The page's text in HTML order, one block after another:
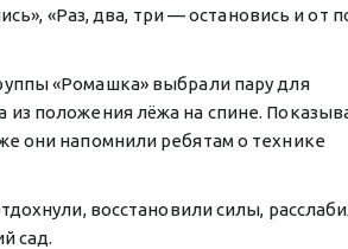
«Раз, два, три — остановись и от
«Ромашка» выбрали пару для
положения лёжа на спине.
они напомнили ребятам о технике
восстановили силы,
сад.